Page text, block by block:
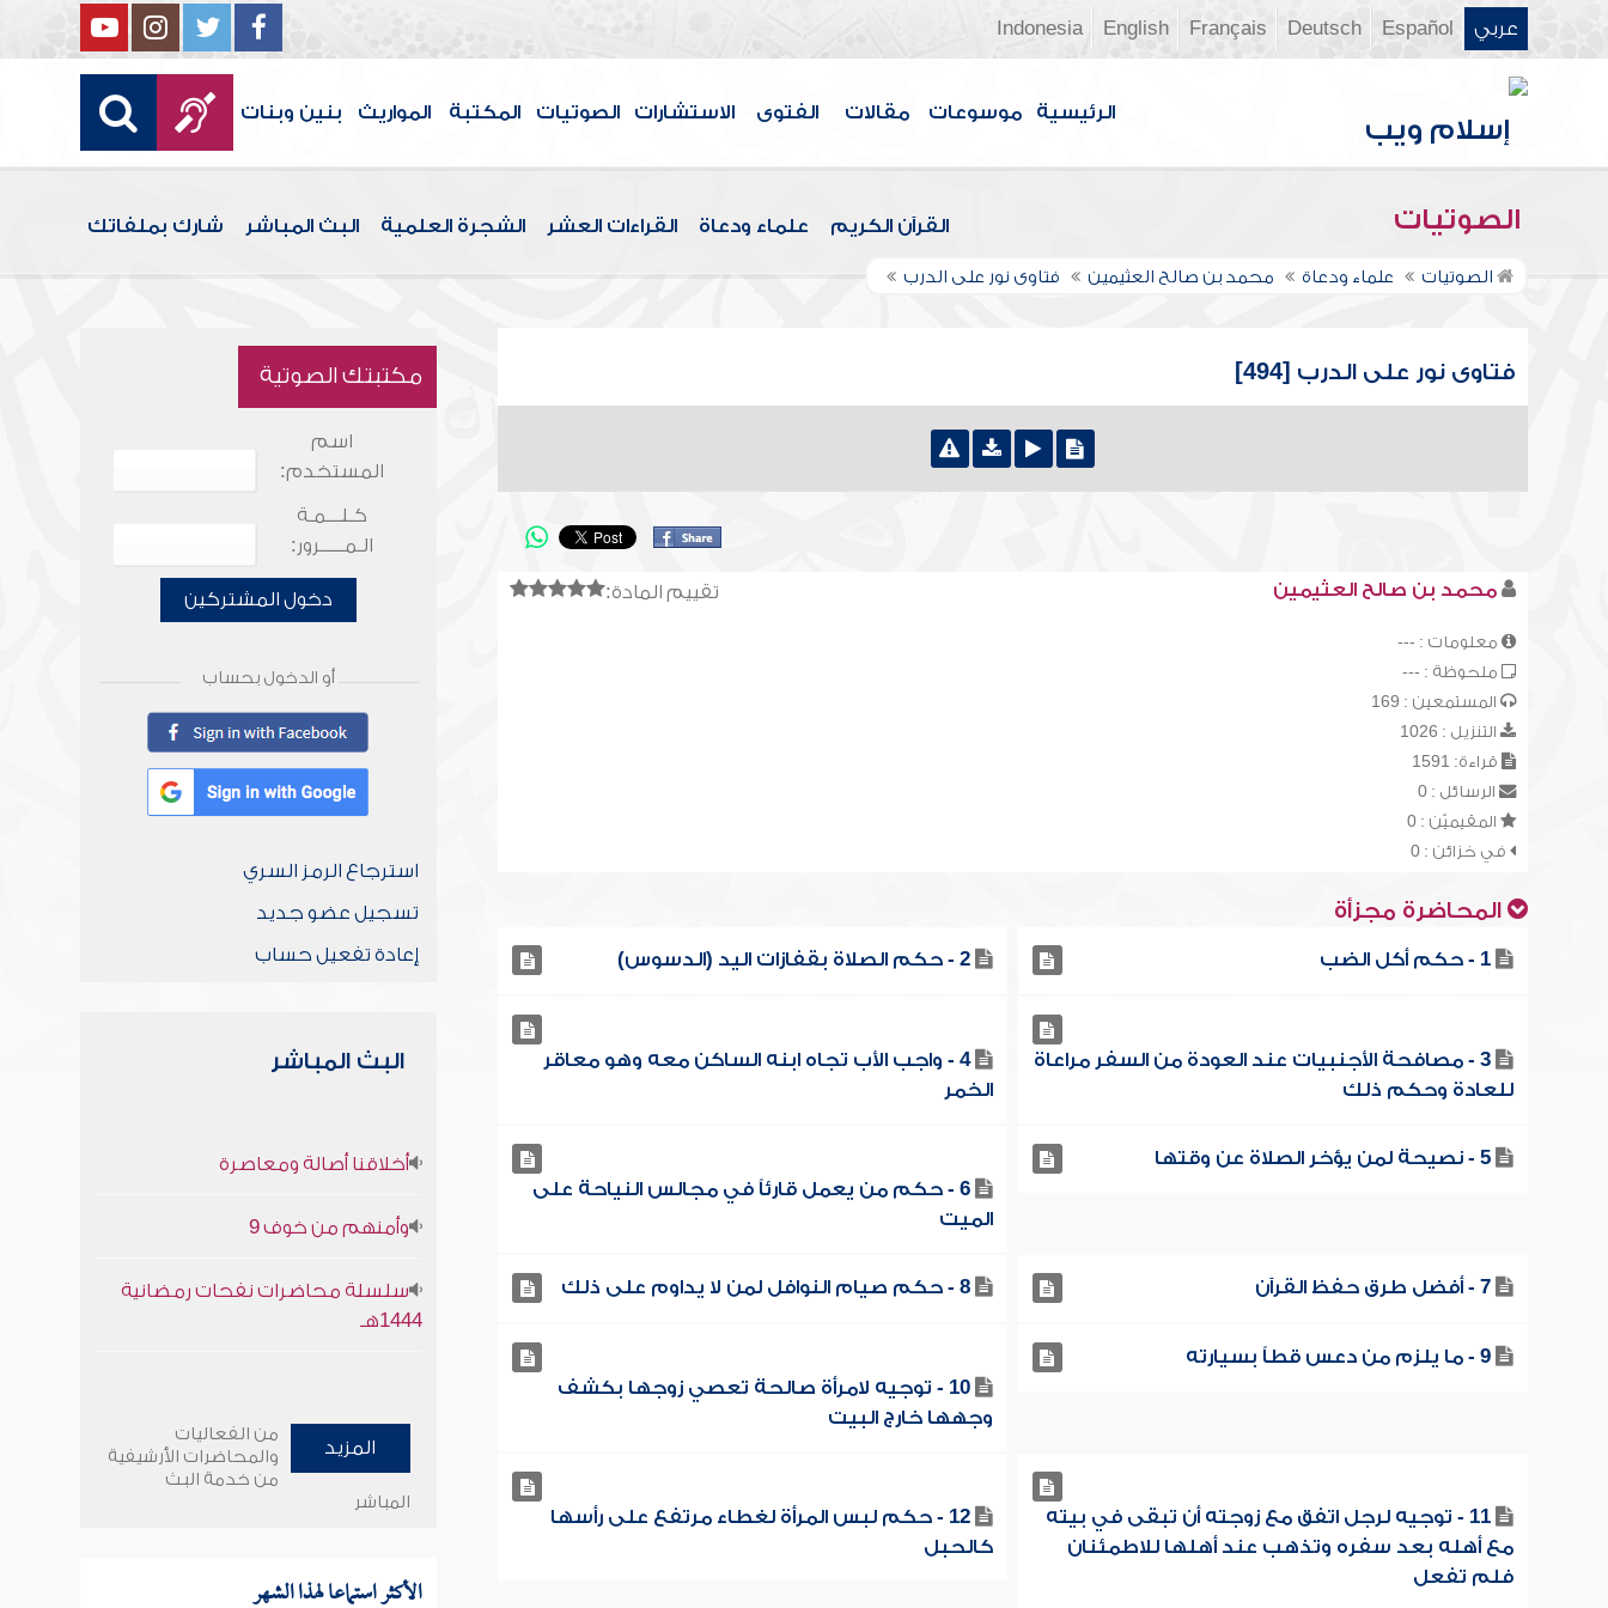
عربي Español
Deutsch
Français
English
Indonesia
الرئيسية موسوعات مقالات الفتوى الاستشارات الصوتيات المكتبة المواريث بنين وبنات
الصوتيات القرآن الكريم علماء ودعاة القراءات العشر الشجرة العلمية البث المباشر شارك بملفاتك
الصوتيات علماء ودعاة محمد بن صالح العثيمين فتاوى نور على الدرب
فتاوى نور على الدرب [494]
تقييم المادة: محمد بن صالح العثيمين
معلومات : ---
ملحوظة : ---
المستمعين : 169
التنزيل : 1026
قراءة: 1591
الرسائل : 0
المقيميّن : 0
في خزائن : 0
المحاضرة مجزأة
1 - حكم أكل الضب 2 - حكم الصلاة بقفازات اليد (الدسوس)
3 - مصافحة الأجنبيات عند العودة من السفر مراعاة
للعادة وحكم ذلك
4 - واجب الأب تجاه ابنه الساكن معه وهو معاقر
الخمر
5 - نصيحة لمن يؤخر الصلاة عن وقتها
6 - حكم من يعمل قارئاً في مجالس النياحة على
الميت
7 - أفضل طرق حفظ القرآن 8 - حكم صيام النوافل لمن لا يداوم على ذلك
9 - ما يلزم من دعس قطاً بسيارته
10 - توجيه لامرأة صالحة تعصي زوجها بكشف
وجهها خارج البيت
11 - توجيه لرجل اتفق مع زوجته أن تبقى في بيته
مع أهله بعد سفره وتذهب عند أهلها للاطمئنان
فلم تفعل
12 - حكم لبس المرأة لغطاء مرتفع على رأسها
كالحبل
مكتبتك الصوتية
اسم
المستخدم:
كـلـــمـة
الـمـــــرور:
دخول المشتركين
أو الدخول بحساب
استرجاع الرمز السري
تسجيل عضو جديد
إعادة تفعيل حساب
البث المباشر
أخلاقنا أصالة ومعاصرة
وأمنهم من خوف 9
سلسلة محاضرات نفحات رمضانية
1444هـ
المزيد
من الفعاليات
والمحاضرات الأرشيفية
من خدمة البث
المباشر
الأكثر استماعا لهذا الشهر